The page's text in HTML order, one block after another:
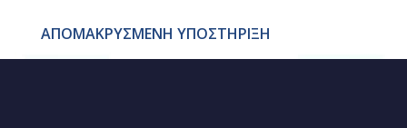
ΑΠΟΜΑΚΡΥΣΜΕΝΗ ΥΠΟΣΤΗΡΙΞΗ